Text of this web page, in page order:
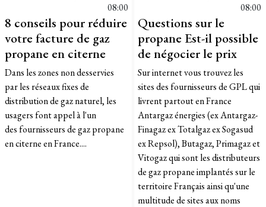
08:00
8 conseils pour réduire
votre facture de gaz
propane en citerne
Dans les zones non desservies
par les réseaux fixes de
distribution de gaz naturel, les
usagers font appel à l'un
des fournisseurs de gaz propane
en citerne en France....
08:00
Questions sur le
propane Est-il possible
de négocier le prix
Sur internet vous trouvez les
sites des fournisseurs de GPL qui
livrent partout en France
Antargaz énergies (ex Antargaz-
Finagaz ex Totalgaz ex Sogasud
ex Repsol), Butagaz, Primagaz et
Vitogaz qui sont les distributeurs
de gaz propane implantés sur le
territoire Français ainsi qu'une
multitude de sites aux noms